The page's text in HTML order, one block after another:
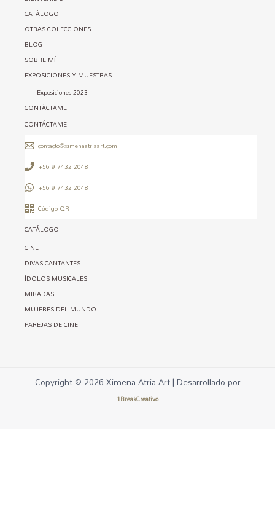
CATÁLOGO
OTRAS COLECCIONES
BLOG
SOBRE MÍ
EXPOSICIONES Y MUESTRAS
Exposiciones 2023
CONTÁCTAME
CONTÁCTAME
contacto@ximenaatriaart.com
+56 9 7432 2048
+56 9 7432 2048
Código QR
CATÁLOGO
CINE
DIVAS CANTANTES
ÍDOLOS MUSICALES
MIRADAS
MUJERES DEL MUNDO
PAREJAS DE CINE
Copyright © 2026 Ximena Atria Art | Desarrollado por
1BreakCreativo